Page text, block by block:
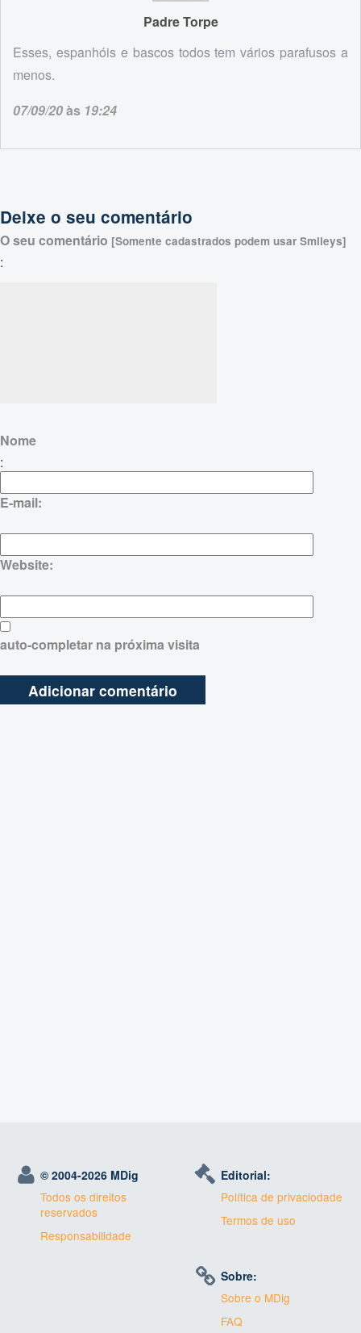
Padre Torpe
Esses, espanhóis e bascos todos tem vários parafusos a
menos.
07/09/20às 19:24
Deixe o seu comentário
O seu comentário [Somente cadastrados podem usar Smileys]
:
Nome
:
E-mail:
Website:
auto-completar na próxima visita
© 2004-2026 MDig
Todos os direitos
reservados
Responsabilidade
Editorial:
Política de privaciodade
Termos de uso
Sobre:
Sobre o MDig
FAQ